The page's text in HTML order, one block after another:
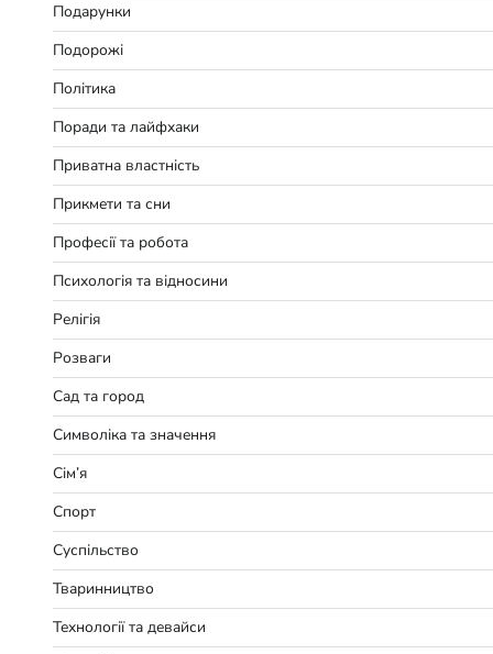
Подарунки
Подорожі
Політика
Поради та лайфхаки
Приватна властність
Прикмети та сни
Професії та робота
Психологія та відносини
Релігія
Розваги
Сад та город
Символіка та значення
Сім’я
Спорт
Суспільство
Тваринництво
Технології та девайси